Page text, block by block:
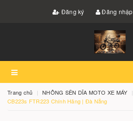
Đăng ký Đăng nhập
Trang chủ NHÔNG SÊN DĨA MOTO XE MÁY
CB223s FTR223 Chính Hãng | Đà Nẵng